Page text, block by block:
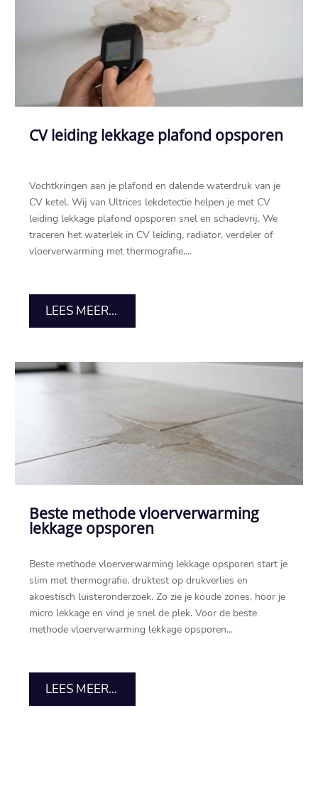
CV leiding lekkage plafond opsporen
Vochtkringen aan je plafond en dalende waterdruk van je
CV ketel.​ Wij van Ultrices lekdetectie helpen je met CV
leiding lekkage plafond opsporen snel en schadevrij.​ We
traceren het waterlek in CV leiding, radiator, verdeler of
vloerverwarming met thermografie,...
LEES MEER...
Beste methode vloerverwarming
lekkage opsporen
Beste methode vloerverwarming lekkage opsporen start je
slim met thermografie, druktest op drukverlies en
akoestisch luisteronderzoek.​ Zo zie je koude zones, hoor je
micro lekkage en vind je snel de plek.​ Voor de beste
methode vloerverwarming lekkage opsporen...
LEES MEER...